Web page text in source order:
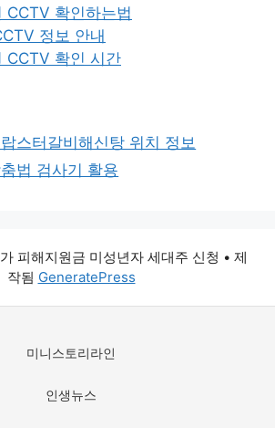
CCTV 확인하는법
정보 안내
CCTV 확인 시간
스터갈비해신탕 위치 정보
법 검사기 활용
피해지원금 미성년자 세대주 신청 • 제
작됨 GeneratePress
미니스토리라인
인생뉴스